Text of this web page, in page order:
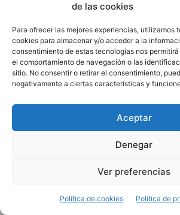
de las cookies
Para ofrecer las mejores experiencias, utilizamos
cookies para almacenar y/o acceder a la
consentimiento de estas tecnologías nos
el comportamiento de navegación o las
sitio. No consentir o retirar el consentimiento,
negativamente a ciertas características y
Aceptar
Denegar
Ver preferencias
Política de cookies Política de
FOLLOW US
© Musicamalaga